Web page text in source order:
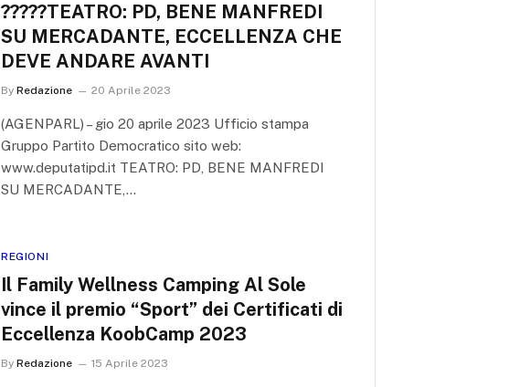
?????TEATRO: PD, BENE MANFREDI
SU MERCADANTE, ECCELLENZA CHE
DEVE ANDARE AVANTI
By Redazione 20 Aprile 2023
(AGENPARL) – gio 20 aprile 2023 Ufficio stampa
Gruppo Partito Democratico sito web:
www.deputatipd.it TEATRO: PD, BENE MANFREDI
SU MERCADANTE,…
REGIONI
Il Family Wellness Camping Al Sole
vince il premio “Sport” dei Certificati di
Eccellenza KoobCamp 2023
By Redazione 15 Aprile 2023